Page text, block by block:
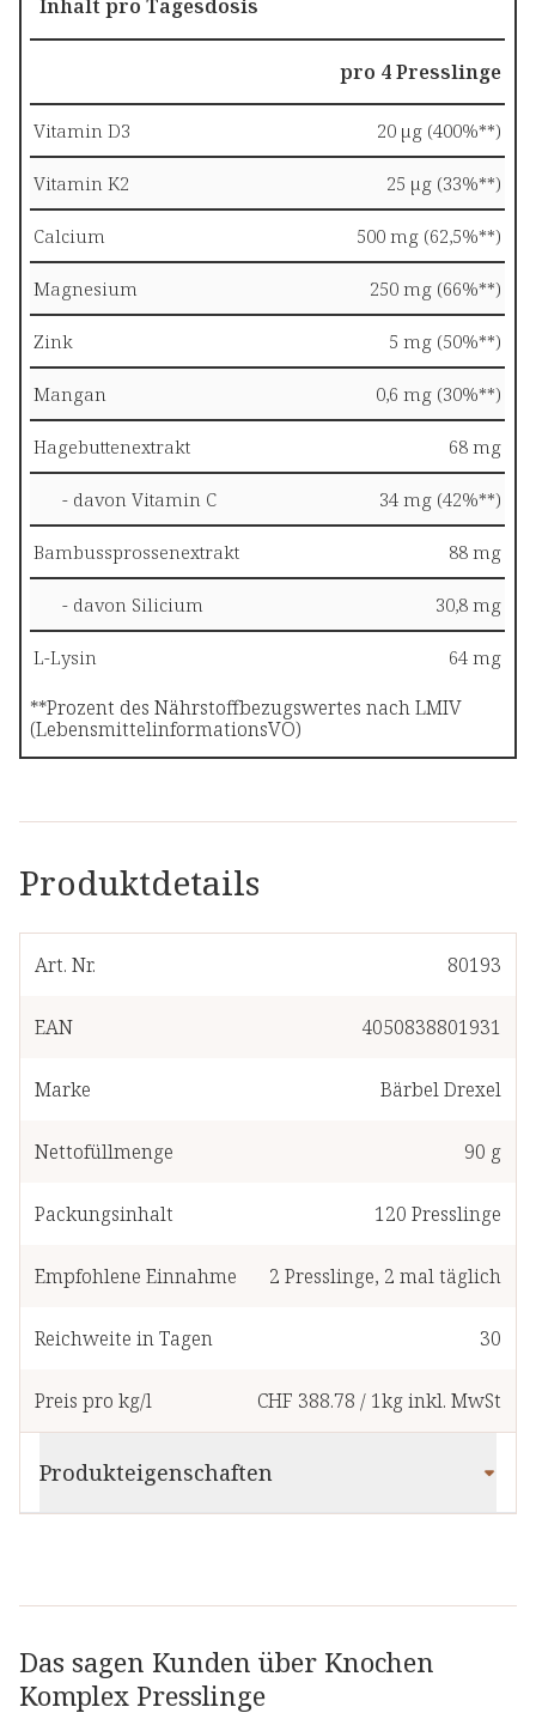
Produktdetails
Art. Nr. 80193
EAN 4050838801931
Marke Bärbel Drexel
Nettofüllmenge 90 g
Packungsinhalt 120 Presslinge
Empfohlene Einnahme 2 Presslinge, 2 mal täglich
Reichweite in Tagen 30
Preis pro kg/l CHF 388.78 / 1kginkl. MwSt
Produkteigenschaften
Inhalt pro Tagesdosis
pro 4 Presslinge
Vitamin D3 20 µg (400%**)
Vitamin K2 25 µg (33%**)
Calcium 500 mg (62,5%**)
Magnesium 250 mg (66%**)
Zink 5 mg (50%**)
Mangan 0,6 mg (30%**)
Hagebuttenextrakt 68 mg
- davon Vitamin C 34 mg (42%**)
Bambussprossenextrakt 88 mg
- davon Silicium 30,8 mg
L-Lysin 64 mg
**Prozent des Nährstoffbezugswertes nach LMIV
(LebensmittelinformationsVO)
Das sagen Kunden über Knochen
Komplex Presslinge